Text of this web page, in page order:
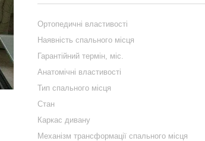
Ортопедичні властивості
Наявність спального місця
Гарантійний термін, міс.
Анатомічні властивості
Тип спального місця
Стан
Каркас дивану
Механізм трансформації спального місця